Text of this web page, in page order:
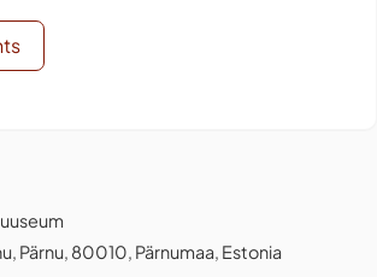
Pärnu, 80010, Pärnumaa, Estonia